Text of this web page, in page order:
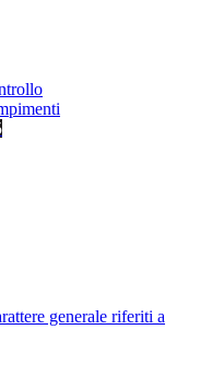
generale riferiti a